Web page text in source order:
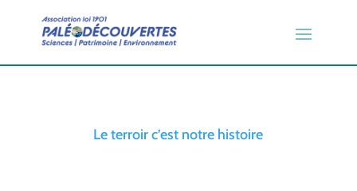
Le terroir c’est notre histoire